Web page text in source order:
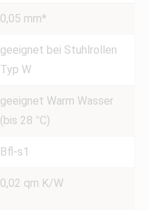
0,05 mm*
geeignet bei Stuhlrollen
Typ W
geeignet Warm Wasser
(bis 28 °C)
Bfl-s1
0,02 qm K/W